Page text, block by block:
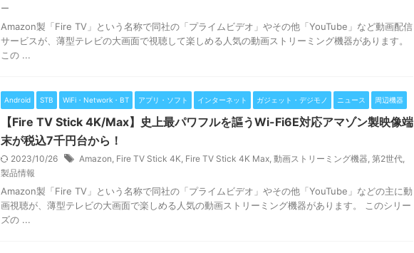
ー
Amazon製「Fire TV」という名称で同社の「プライムビデオ」やその他「YouTube」など動画配信
サービスが、薄型テレビの大画面で視聴して楽しめる人気の動画ストリーミング機器があります。
この ...
Android STB WiFi・Network・BT アプリ・ソフト インターネット ガジェット・デジモノ ニュース 周辺機器
【Fire TV Stick 4K/Max】史上最パワフルを謳うWi-Fi6E対応アマゾン製映像端
末が税込7千円台から！
2023/10/26 Amazon, Fire TV Stick 4K, Fire TV Stick 4K Max, 動画ストリーミング機器, 第2世代,
製品情報
Amazon製「Fire TV」という名称で同社の「プライムビデオ」やその他「YouTube」などの主に動
画視聴が、薄型テレビの大画面で楽しめる人気の動画ストリーミング機器があります。 このシリー
ズの ...